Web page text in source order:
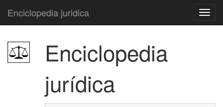
Enciclopedia juridica
Enciclopedia
jurídica